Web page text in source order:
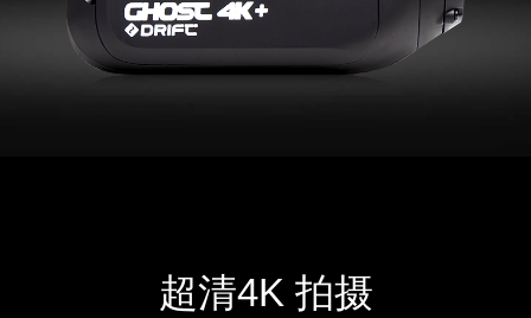
超清4K 拍摄